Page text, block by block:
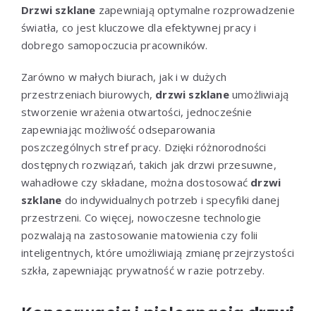
Drzwi szklane zapewniają optymalne rozprowadzenie
światła, co jest kluczowe dla efektywnej pracy i
dobrego samopoczucia pracowników.
Zarówno w małych biurach, jak i w dużych
przestrzeniach biurowych, drzwi szklaneumożliwiają
stworzenie wrażenia otwartości, jednocześnie
zapewniając możliwość odseparowania
poszczególnych stref pracy. Dzięki różnorodności
dostępnych rozwiązań, takich jak drzwi przesuwne,
wahadłowe czy składane, można dostosować drzwi
szklane do indywidualnych potrzeb i specyfiki danej
przestrzeni. Co więcej, nowoczesne technologie
pozwalają na zastosowanie matowienia czy folii
inteligentnych, które umożliwiają zmianę przejrzystości
szkła, zapewniając prywatność w razie potrzeby.